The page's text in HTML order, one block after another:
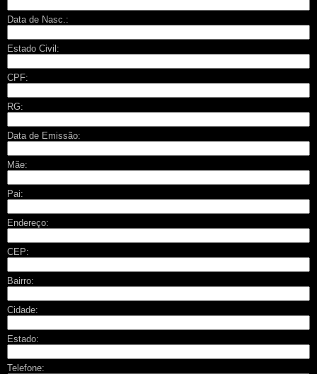
Data de Nasc.:
Estado Civil:
CPF:
RG:
Data de Emissão:
Mãe:
Pai:
Endereço:
CEP:
Bairro:
Cidade:
Estado:
Telefone: